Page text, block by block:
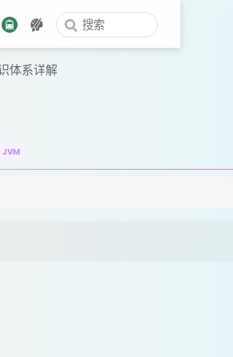
体系详解
JVM